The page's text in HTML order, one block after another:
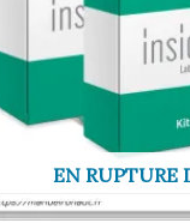
EN RUPTURE